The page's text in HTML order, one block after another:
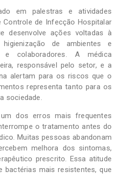
em palestras e atividades
Controle de Infecção Hospitalar
desenvolve ações voltadas à
de ambientes e
e colaboradores. A médica
responsável pelo setor, e a
alertam para os riscos que o
representa tanto para os
sociedade.
dos erros mais frequentes
o tratamento antes do
Muitas pessoas abandonam
melhora dos sintomas,
prescrito. Essa atitude
bactérias mais resistentes, que